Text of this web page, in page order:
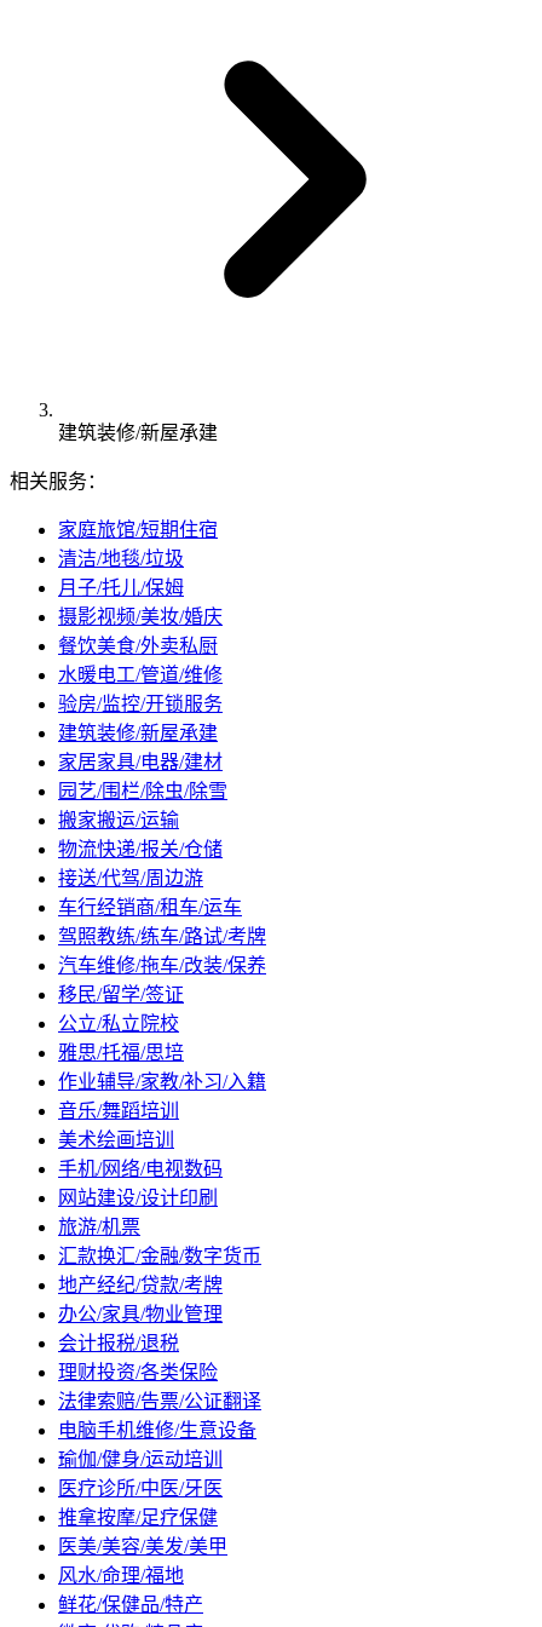
建筑装修/新屋承建
相关服务：
家庭旅馆/短期住宿
清洁/地毯/垃圾
月子/托儿/保姆
摄影视频/美妆/婚庆
餐饮美食/外卖私厨
水暖电工/管道/维修
验房/监控/开锁服务
建筑装修/新屋承建
家居家具/电器/建材
园艺/围栏/除虫/除雪
搬家搬运/运输
物流快递/报关/仓储
接送/代驾/周边游
车行经销商/租车/运车
驾照教练/练车/路试/考牌
汽车维修/拖车/改装/保养
移民/留学/签证
公立/私立院校
雅思/托福/思培
作业辅导/家教/补习/入籍
音乐/舞蹈培训
美术绘画培训
手机/网络/电视数码
网站建设/设计印刷
旅游/机票
汇款换汇/金融/数字货币
地产经纪/贷款/考牌
办公/家具/物业管理
会计报税/退税
理财投资/各类保险
法律索赔/告票/公证翻译
电脑手机维修/生意设备
瑜伽/健身/运动培训
医疗诊所/中医/牙医
推拿按摩/足疗保健
医美/美容/美发/美甲
风水/命理/福地
鲜花/保健品/特产